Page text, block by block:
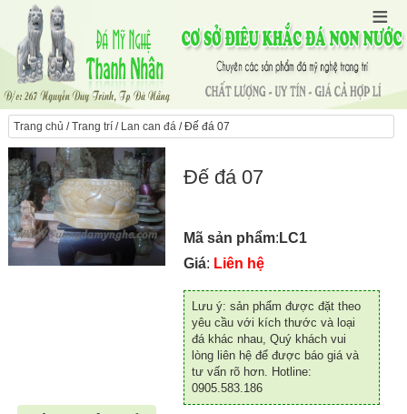
Trang chủ /Trang trí/ Lan can đá/ Đế đá 07
Đế đá 07
Mã sản phẩm: LC1
Giá: Liên hệ
Lưu ý: sản phẩm được đặt theo
yêu cầu với kích thước và loại
đá khác nhau, Quý khách vui
lòng liên hệ để được báo giá và
tư vấn rõ hơn. Hotline:
0905.583.186